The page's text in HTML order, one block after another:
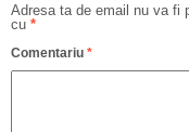
Adresa ta de email nu va fi
cu *
Comentariu *